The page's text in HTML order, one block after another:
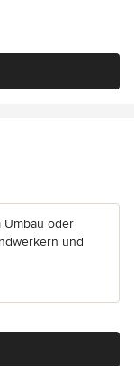
Umbau oder
und